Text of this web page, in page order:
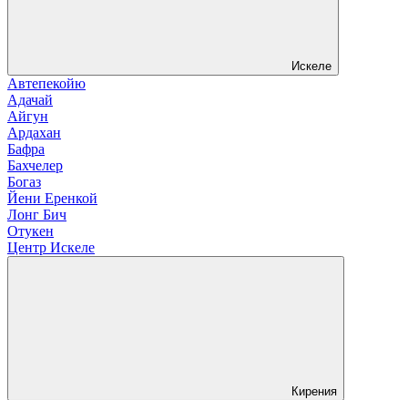
Искеле
Автепекойю
Адачай
Айгун
Ардахан
Бафра
Бахчелер
Богаз
Йени Еренкой
Лонг Бич
Отукен
Центр Искеле
Кирения